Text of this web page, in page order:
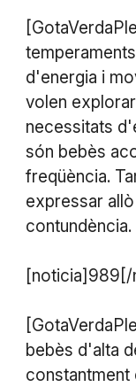
d'energia i
volen
necessitats
són bebès
freqüència.
expressar
contundència.
[noticia]989[/
bebès d'alta
constantment